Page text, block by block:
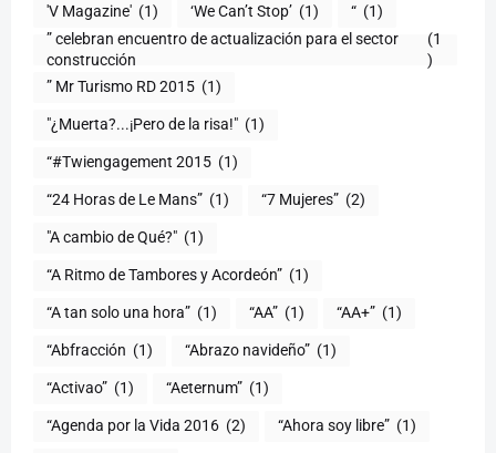
'V Magazine' (1) ‘We Can’t Stop’ (1) “ (1)
” celebran encuentro de actualización para el sector
construcción
(1
)
” Mr Turismo RD 2015 (1)
"¿Muerta?...¡Pero de la risa!" (1)
“#Twiengagement 2015 (1)
“24 Horas de Le Mans” (1) “7 Mujeres” (2)
(1)
“A Ritmo de Tambores y Acordeón” (1)
“A tan solo una hora” (1) “AA” (1) “AA+” (1)
“Abfracción (1) “Abrazo navideño” (1)
“Activao” (1) “Aeternum” (1)
“Agenda por la Vida 2016 (2) “Ahora soy libre” (1)